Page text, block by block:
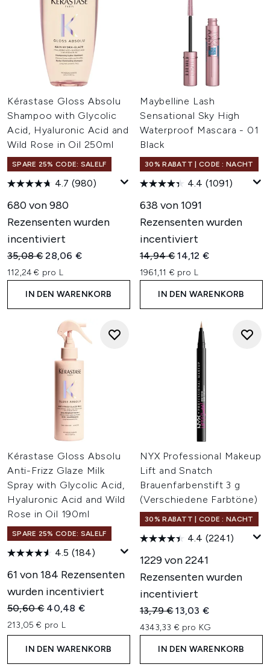
Kérastase Gloss Absolu
Shampoo with Glycolic
Acid, Hyaluronic Acid and
Wild Rose in Oil 250ml
SPARE 25% CODE: SALELF
4.7 (980)
680 von 980
Rezensenten wurden
incentiviert
Unverbindliche Preisempfehlung:
35,08 €Aktueller Preis:
28,06 €
112,24 € pro L
IN DEN WARENKORB
Maybelline Lash
Sensational Sky High
Waterproof Mascara - 01
Black
30% RABATT | CODE : NACHT
4.4 (1091)
638 von 1091
Rezensenten wurden
incentiviert
Unverbindliche
14,94 €Aktueller Preis:
14,12 €
1961,11 € pro L
IN DEN WARENKORB
Kérastase Gloss Absolu
Anti-Frizz Glaze Milk
Spray with Glycolic Acid,
Hyaluronic Acid and Wild
Rose in Oil 190ml
SPARE 25% CODE: SALELF
4.5 (184)
61 von 184 Rezensenten
wurden incentiviert
Unverbindliche Preisempfehlung:
50,60 € Aktueller Preis:
40,48 €
213,05 € pro L
IN DEN WARENKORB
NYX Professional Makeup
Lift and Snatch
Brauenfarbenstift 3 g
(Verschiedene Farbtöne)
30% RABATT | CODE : NACHT
4.4 (2241)
1229 von 2241
Rezensenten wurden
incentiviert
Unverbindliche
13,79 €Aktueller Preis:
13,03 €
4343,33 € pro KG
IN DEN WARENKORB